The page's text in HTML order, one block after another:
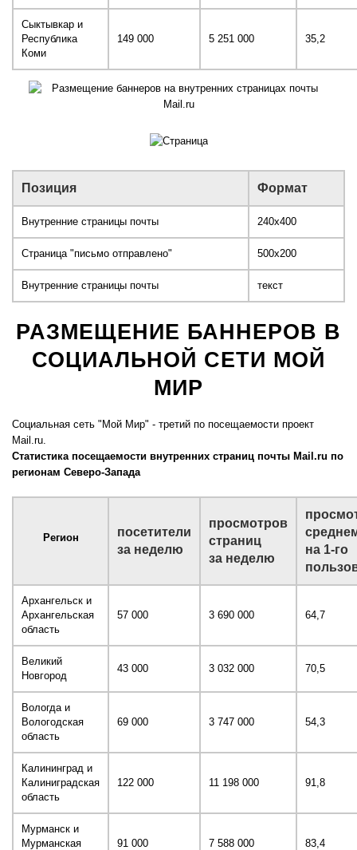
Сыктывкар и
Республика
Коми
149 000 5 251 000 35,2
Позиция Формат
Внутренние страницы почты 240x400
Страница "письмо отправлено" 500х200
Внутренние страницы почты текст
РАЗМЕЩЕНИЕ БАННЕРОВ В
СОЦИАЛЬНОЙ СЕТИ МОЙ
МИР
Социальная сеть "Мой Мир" - третий по посещаемости проект
Mail.ru.
Статистика посещаемости внутренних страниц почты Mail.ru по
регионам Северо-Запада
Регион
посетители
за неделю
просмотров
страниц
за неделю
на 1-го
Архангельск и
Архангельская
область
57 000 3 690 000 64,7
Великий
Новгород
43 000 3 032 000 70,5
Вологда и
Вологодская
область
69 000 3 747 000 54,3
Калининград и
Калиниградская
область
122 000 11 198 000 91,8
Мурманск и
Мурманская
91 000 7 588 000 83,4